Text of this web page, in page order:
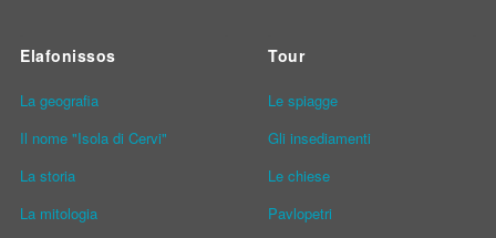
Elafonissos
La geografia
Il nome "Isola di Cervi"
La storia
La mitologia
Tour
Le spiagge
Gli insediamenti
Le chiese
Pavlopetri